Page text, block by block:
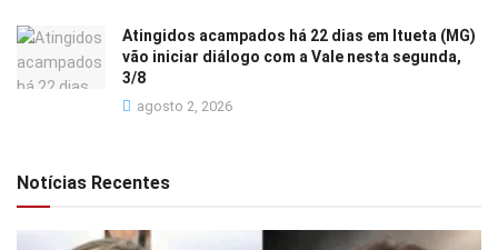
Atingidos acampados há 22 dias em Itueta (MG)
vão iniciar diálogo com a Vale nesta segunda,
3/8
agosto 2, 2026
Notícias Recentes